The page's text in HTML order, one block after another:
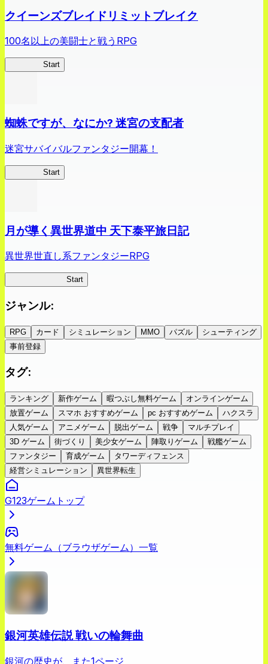
クイーンズブレイドリミットブレイク
100名以上の美闘士と戦うRPG
Start
蜘蛛ですが、なにか? 迷宮の支配者
迷宮サバイバルファンタジー開幕！
Start
月が導く異世界道中 天下泰平旅日記
異世界世直し系ファンタジーRPG
Start
ジャンル:
RPG カード シミュレーション MMO パズル
シューティング
事前登録
タグ:
ランキング 新作ゲーム 暇つぶし無料ゲーム
オンラインゲーム
放置ゲーム
スマホ おすすめゲーム pc おすすめゲーム
ハクスラ
人気ゲーム
アニメゲーム 脱出ゲーム 戦争
マルチプレイ
3D ゲーム
街づくり 美少女ゲーム 陣取りゲーム
戦艦ゲーム
ファンタジー
育成ゲーム
タワーディフェンス
経営シミュレーション
異世界転生
G123ゲームトップ
無料ゲーム（ブラウザゲーム）一覧
銀河英雄伝説 戦いの輪舞曲
銀河の歴史が、また1ページ